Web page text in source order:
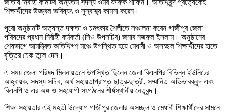
শিক্ষার্থীদের উজ্জ্বল ভবিষ্যৎ ও সুস্বাস্থ্য কামনা করেন।
পুরো অনুষ্ঠানটি অত্যন্ত দক্ষতা ও চমৎকার শৈলীতে সঞ্চালনা করেন গাজীপুর জেলা
পরিষদের প্রধান নির্বাহী কর্মকর্তা (সিও উপসচিব) জনাব নজরুল ইসলাম। অনুষ্ঠানের
শেষভাগে আমন্ত্রিত অতিথিগণ মঞ্চে উপস্থিত হয়ে মেধাবী ও অসচ্ছল শিক্ষার্থীদের হাতে
বৃত্তির চেক তুলে দেন।
এ সময় জেলা পরিষদ মিলনায়তনে উপস্থিত ছিলেন জেলা বিএনপির বিভিন্ন ইউনিটের
আহ্বায়ক, সদস্য সচিব, অর্থ সহায়তাপ্রাপ্ত ছাত্র-ছাত্রী, সম্মানিত অভিভাবকবৃন্দ এবং
বিএনপি ও এর অঙ্গ ও সহযোগী সংগঠনের শীর্ষস্থানীয় নেতৃবৃন্দ।
শিক্ষা সহায়তার এই মহতী উদ্যোগ গাজীপুর জেলার অসচ্ছল ও মেধাবী শিক্ষার্থীদের সামনে